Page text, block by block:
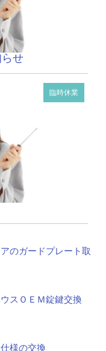
せ
臨時休業
のガードプレート取
スＯＥＭ錠鍵交換
様の交換